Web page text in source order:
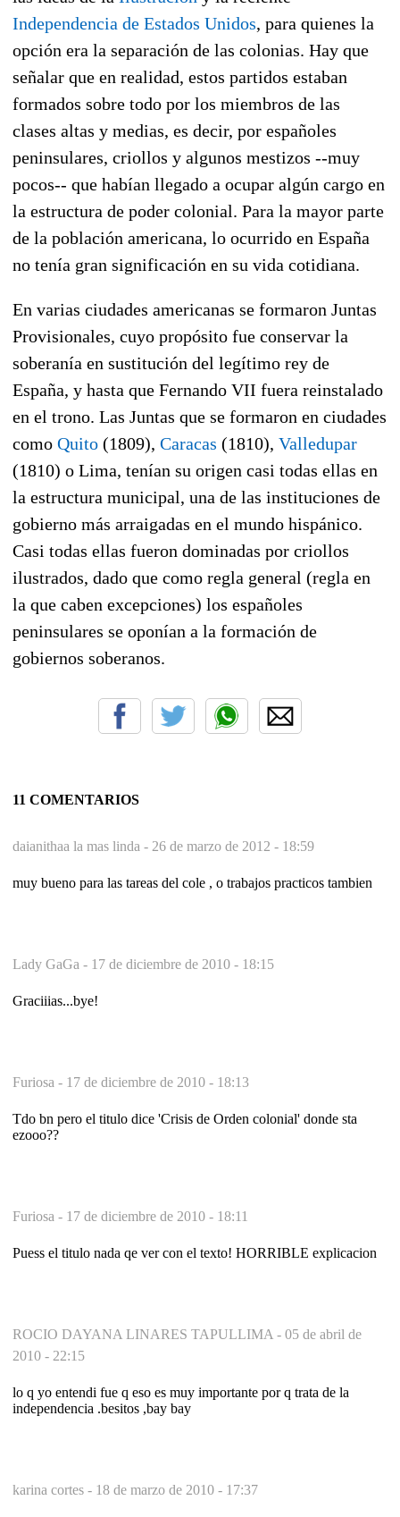
Independencia de Estados Unidos, para quienes la
opción era la separación de las colonias. Hay que
señalar que en realidad, estos partidos estaban
formados sobre todo por los miembros de las
clases altas y medias, es decir, por españoles
peninsulares, criollos y algunos mestizos --muy
pocos-- que habían llegado a ocupar algún cargo en
la estructura de poder colonial. Para la mayor parte
de la población americana, lo ocurrido en España
no tenía gran significación en su vida cotidiana.
En varias ciudades americanas se formaron Juntas
Provisionales, cuyo propósito fue conservar la
soberanía en sustitución del legítimo rey de
España, y hasta que Fernando VII fuera reinstalado
en el trono. Las Juntas que se formaron en ciudades
como Quito (1809), Caracas (1810), Valledupar
(1810) o Lima, tenían su origen casi todas ellas en
la estructura municipal, una de las instituciones de
gobierno más arraigadas en el mundo hispánico.
Casi todas ellas fueron dominadas por criollos
ilustrados, dado que como regla general (regla en
la que caben excepciones) los españoles
peninsulares se oponían a la formación de
gobiernos soberanos.
11 COMENTARIOS
daianithaa la mas linda - 26 de marzo de 2012 - 18:59
muy bueno para las tareas del cole , o trabajos practicos tambien
Lady GaGa - 17 de diciembre de 2010 - 18:15
Graciiias...bye!
Furiosa - 17 de diciembre de 2010 - 18:13
Tdo bn pero el titulo dice 'Crisis de Orden colonial' donde sta
ezooo??
Furiosa - 17 de diciembre de 2010 - 18:11
Puess el titulo nada qe ver con el texto! HORRIBLE explicacion
ROCIO DAYANA LINARES TAPULLIMA - 05 de abril de
2010 - 22:15
lo q yo entendi fue q eso es muy importante por q trata de la
independencia .besitos ,bay bay
karina cortes - 18 de marzo de 2010 - 17:37